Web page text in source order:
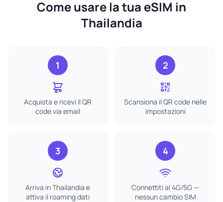
Come usare la tua eSIM in
Thailandia
1
Acquista e ricevi il QR
code via email
2
Scansiona il QR code nelle
impostazioni
3
Arriva in Thailandia e
attiva il roaming dati
4
Connettiti al 4G/5G —
nessun cambio SIM